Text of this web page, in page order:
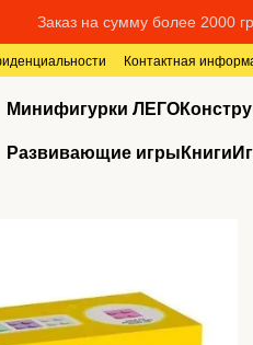
Заказ на сумму более 2000
Контактная
Минифигурки ЛЕГО
Развивающие игры Книги